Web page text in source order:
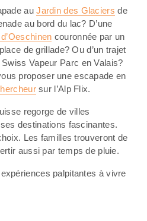
auJardin des Glaciers de
au bord du lac? D’une
couronnée par un
de grillade? Ou d’un trajet
Vapeur Parc en Valais?
proposer une escapade en
sur l’Alp Flix.
regorge de villes
destinations fascinantes.
Les familles trouveront de
aussi par temps de pluie.
palpitantes à vivre